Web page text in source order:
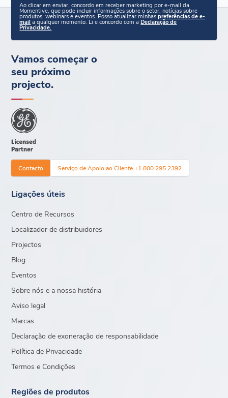
Ao clicar em enviar, concordo em receber marketing por e-mail da
Momentive, que pode incluir informações sobre o setor, notícias sobre
produtos, webinars e eventos. Posso atualizar minhaspreferências de e-
mail a qualquer momento. Li e concordo com aDeclaração de
Privacidade.
Vamos começar o
seu próximo
projecto.
Contacto Serviço de Apoio ao Cliente +1 800 295 2392
Ligações úteis
Centro de Recursos
Localizador de distribuidores
Projectos
Blog
Eventos
Sobre nós e a nossa história
Aviso legal
Marcas
Declaração de exoneração de responsabilidade
Política de Privacidade
Termos e Condições
Regiões de produtos